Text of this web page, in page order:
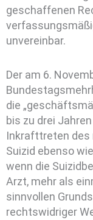
geschaffenen
unvereinbar.
Der am 6.
die
bis zu drei
Inkrafttreten des
Suizid ebenso
wenn die
Arzt, mehr als
sinnvollen
rechtswidriger